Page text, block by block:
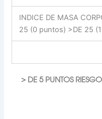
INDICE DE MASA
25 (0 puntos) >DE 25
> DE 5 PUNTOS